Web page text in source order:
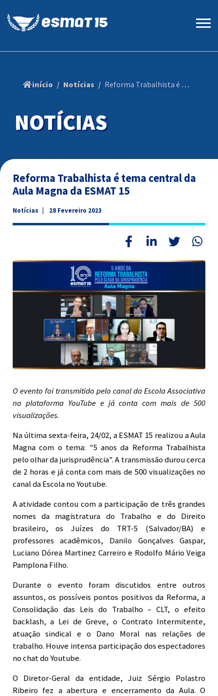
NOTÍCIAS
início Notícias Reforma Trabalhista é tema central da Aula Magna da ESMAT 15
Reforma Trabalhista é tema central da
Aula Magna da ESMAT 15
Notícias 28 Fevereiro 2023
O evento foi transmitido pelo canal da Escola Associativa
na plataforma YouTube e já conta com mais de 500
visualizações.
Na última sexta-feira, 24/02, a ESMAT 15 realizou a Aula
Magna com o tema: "5 anos da Reforma Trabalhista
pelo olhar da jurisprudência". A transmissão durou cerca
de 2 horas e já conta com mais de 500 visualizações no
canal da Escola no Youtube.
A atividade contou com a participação de três grandes
nomes da magistratura do Trabalho e do Direito
brasileiro, os Juízes do TRT-5 (Salvador/BA) e
professores acadêmicos, Danilo Gonçalves Gaspar,
Luciano Dórea Martinez Carreiro e Rodolfo Mário Veiga
Pamplona Filho.
Durante o evento foram discutidos entre outros
assuntos, os possíveis pontos positivos da Reforma, a
Consolidação das Leis do Trabalho – CLT, o efeito
backlash, a Lei de Greve, o Contrato Intermitente,
atuação sindical e o Dano Moral nas relações de
trabalho. Houve intensa participação dos espectadores
no chat do Youtube.
O Diretor-Geral da entidade, Juiz Sérgio Polastro
Ribeiro fez a abertura e encerramento da Aula. O